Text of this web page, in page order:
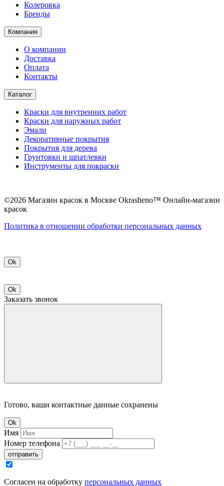
Колеровка
Бренды
Компания
О компании
Доставка
Оплата
Контакты
Каталог
Краски для внутренних работ
Краски для наружных работ
Эмали
Декоративные покрытия
Покрытия для дерева
Грунтовки и шпатлевки
Инструменты для покраски
©2026 Магазин красок в Москве Okrasheno™ Онлайн-магазин
красок
Политикa в отношении обработки персональных данных
Ok
Ok
Заказать звонок
Готово, ваши контактные данные сохранены
Ok
Имя
Номер телефона
отправить
Согласен на обработку персональных данных